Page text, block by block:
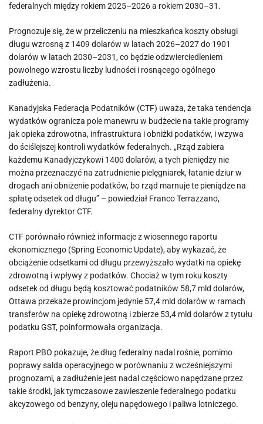
federalnych między rokiem 2025–2026 a rokiem 2030–31.
Prognozuje się, że w przeliczeniu na mieszkańca koszty obsługi
długu wzrosną z 1409 dolarów w latach 2026–2027 do 1901
dolarów w latach 2030–2031, co będzie odzwierciedleniem
powolnego wzrostu liczby ludności i rosnącego ogólnego
zadłużenia.
Kanadyjska Federacja Podatników (CTF) uważa, że ​​taka tendencja
wydatków ogranicza pole manewru w budżecie na takie programy
jak opieka zdrowotna, infrastruktura i obniżki podatków, i wzywa
do ściślejszej kontroli wydatków federalnych. „Rząd zabiera
każdemu Kanadyjczykowi 1400 dolarów, a tych pieniędzy nie
można przeznaczyć na zatrudnienie pielęgniarek, łatanie dziur w
drogach ani obniżenie podatków, bo rząd marnuje te pieniądze na
spłatę odsetek od długu” – powiedział Franco Terrazzano,
federalny dyrektor CTF.
CTF porównało również informacje z wiosennego raportu
ekonomicznego (Spring Economic Update), aby wykazać, że
obciążenie odsetkami od długu przewyższało wydatki na opiekę
zdrowotną i wpływy z podatków. Chociaż w tym roku koszty
odsetek od długu będą kosztować podatników 58,7 mld dolarów,
Ottawa przekaże prowincjom jedynie 57,4 mld dolarów w ramach
transferów na opiekę zdrowotną i zbierze 53,4 mld dolarów z tytułu
podatku GST, poinformowała organizacja.
Raport PBO pokazuje, że dług federalny nadal rośnie, pomimo
poprawy salda operacyjnego w porównaniu z wcześniejszymi
prognozami, a zadłużenie jest nadal częściowo napędzane przez
takie środki, jak tymczasowe zawieszenie federalnego podatku
akcyzowego od benzyny, oleju napędowego i paliwa lotniczego.